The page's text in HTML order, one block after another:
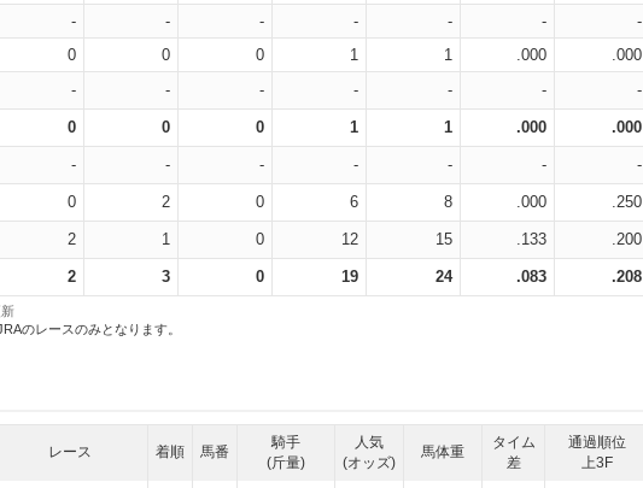
- - - - - -
-
0 0 0 1 1 .000
.000
- - - - - - -
0 0 0 1 1 .000 .000
- - - - - - -
0 2 0 6 8 .000 .250
2 1 0 12 15 .133 .200
2 3 0 19 24 .083 .208
のレースのみとなります。
レース 着順 馬番
騎手
(斤量)
人気
(オッズ)
馬体重
タイム
差
通過順位
上3F